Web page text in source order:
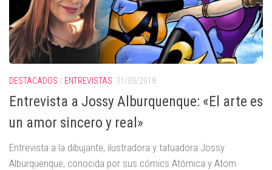
DESTACADOS / ENTREVISTAS 31/08/2018
Entrevista a Jossy Alburquenque: «El arte es
un amor sincero y real»
Entrevista a la dibujante, ilustradora y tatuadora Jossy
Alburquenque, conocida por sus cómics Atómica y Atom